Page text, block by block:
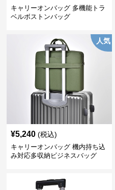
キャリーオンバッグ 多機能トラ
ベルボストンバッグ
人気
¥5,240 (税込)
キャリーオンバッグ 機内持ち込
み対応多収納ビジネスバッグ